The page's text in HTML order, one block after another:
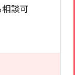
談可